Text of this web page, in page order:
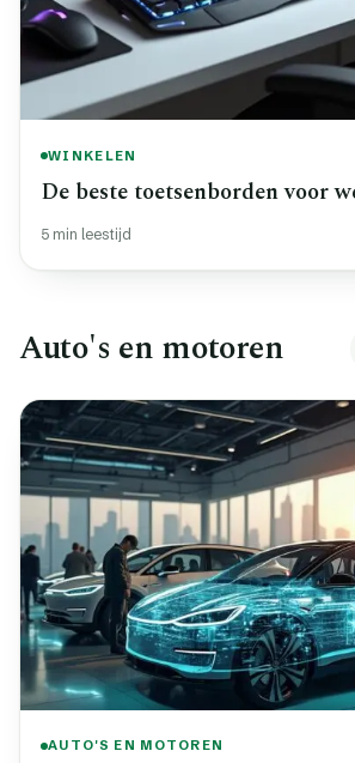
WINKELEN
De beste toetsenborden voor
5 min leestijd
Auto's en motoren
AUTO'S EN MOTOREN